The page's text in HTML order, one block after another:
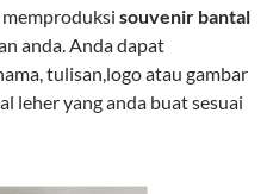
souvenir bantal
anda. Anda dapat
tulisan,logo atau gambar
leher yang anda buat sesuai